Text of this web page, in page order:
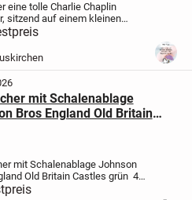
eine tolle Charlie Chaplin
sitzend auf einem kleinen
Die Maße stehen an den
gehört ein Spazierstock auch
Wir sind ein Nichtraucher und...
mit Schalenablage
Bros England Old Britain
mit Schalenablage Johnson
Old Britain Castles grün 4
5,-